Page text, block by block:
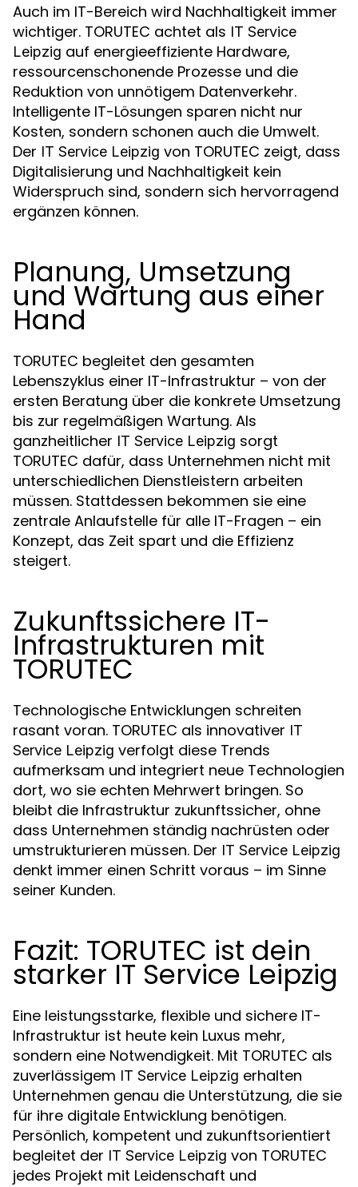
Auch im IT-Bereich wird Nachhaltigkeit immer
wichtiger. TORUTEC achtet als IT Service
Leipzig auf energieeffiziente Hardware,
ressourcenschonende Prozesse und die
Reduktion von unnötigem Datenverkehr.
Intelligente IT-Lösungen sparen nicht nur
Kosten, sondern schonen auch die Umwelt.
Der IT Service Leipzig von TORUTEC zeigt, dass
Digitalisierung und Nachhaltigkeit kein
Widerspruch sind, sondern sich hervorragend
ergänzen können.
Planung, Umsetzung
und Wartung aus einer
Hand
TORUTEC begleitet den gesamten
Lebenszyklus einer IT-Infrastruktur – von der
ersten Beratung über die konkrete Umsetzung
bis zur regelmäßigen Wartung. Als
ganzheitlicher IT Service Leipzig sorgt
TORUTEC dafür, dass Unternehmen nicht mit
unterschiedlichen Dienstleistern arbeiten
müssen. Stattdessen bekommen sie eine
zentrale Anlaufstelle für alle IT-Fragen – ein
Konzept, das Zeit spart und die Effizienz
steigert.
Zukunftssichere IT-
Infrastrukturen mit
TORUTEC
Technologische Entwicklungen schreiten
rasant voran. TORUTEC als innovativer IT
Service Leipzig verfolgt diese Trends
aufmerksam und integriert neue Technologien
dort, wo sie echten Mehrwert bringen. So
bleibt die Infrastruktur zukunftssicher, ohne
dass Unternehmen ständig nachrüsten oder
umstrukturieren müssen. Der IT Service Leipzig
denkt immer einen Schritt voraus – im Sinne
seiner Kunden.
Fazit: TORUTEC ist dein
starker IT Service Leipzig
Eine leistungsstarke, flexible und sichere IT-
Infrastruktur ist heute kein Luxus mehr,
sondern eine Notwendigkeit. Mit TORUTEC als
zuverlässigem IT Service Leipzig erhalten
Unternehmen genau die Unterstützung, die sie
für ihre digitale Entwicklung benötigen.
Persönlich, kompetent und zukunftsorientiert
begleitet der IT Service Leipzig von TORUTEC
jedes Projekt mit Leidenschaft und